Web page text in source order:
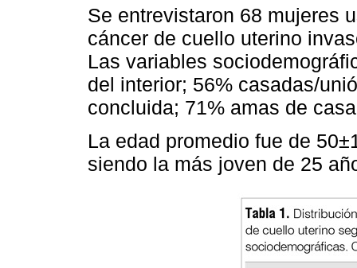
Se entrevistaron 68 mujeres
cáncer de cuello uterino
Las variables
del interior; 56% casadas/
concluida; 71% amas de
La edad promedio fue de
siendo la más joven de 25